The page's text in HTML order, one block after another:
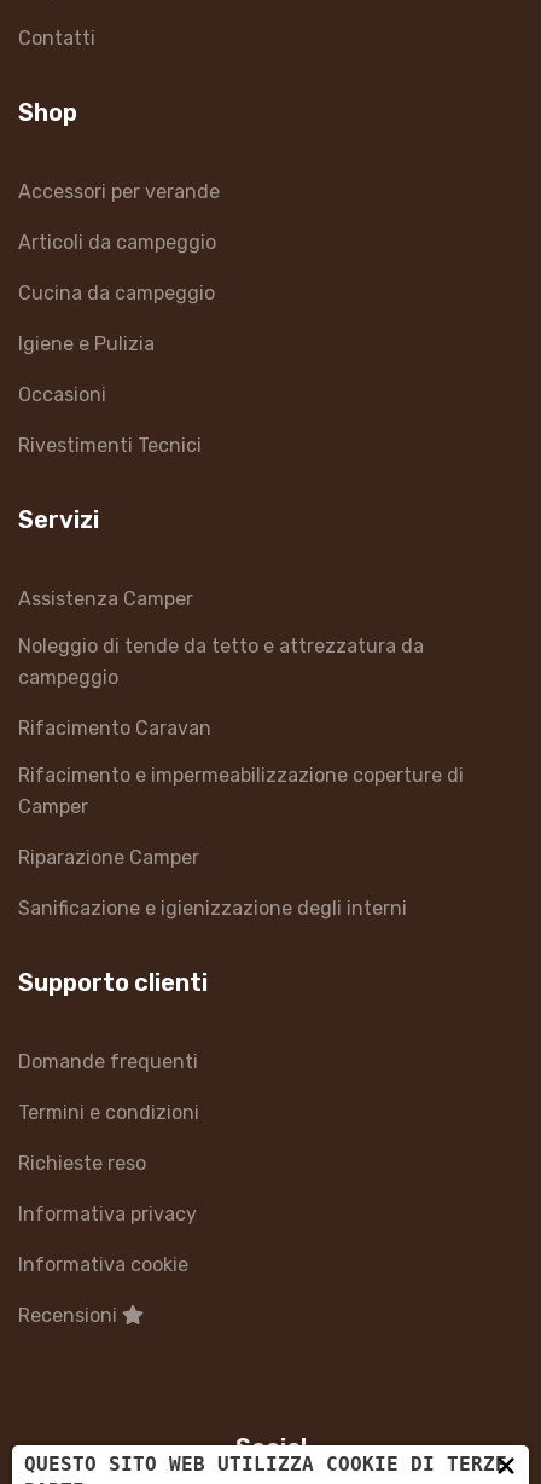
Contatti
Shop
Accessori per verande
Articoli da campeggio
Cucina da campeggio
Igiene e Pulizia
Occasioni
Rivestimenti Tecnici
Servizi
Assistenza Camper
Noleggio di tende da tetto e attrezzatura da
campeggio
Rifacimento Caravan
Rifacimento e impermeabilizzazione coperture di
Camper
Riparazione Camper
Sanificazione e igienizzazione degli interni
Supporto clienti
Domande frequenti
Termini e condizioni
Richieste reso
Informativa privacy
Informativa cookie
Recensioni
Social ×
QUESTO SITO WEB UTILIZZA COOKIE DI TERZE